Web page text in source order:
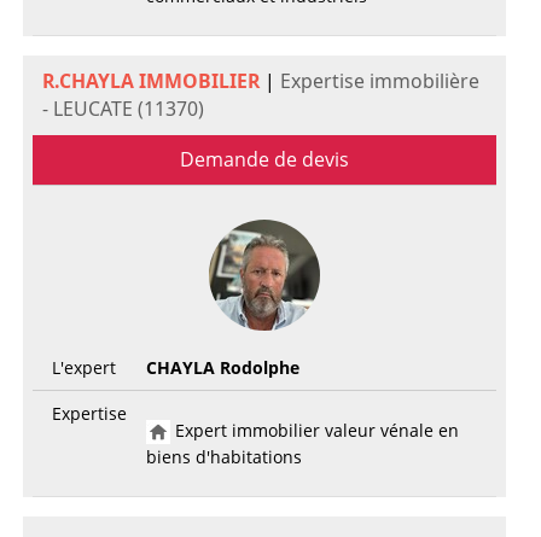
R.CHAYLA IMMOBILIER | Expertise immobilière
- LEUCATE (11370)
Demande de devis
L'expert
CHAYLA Rodolphe
Expertise
Expert immobilier valeur vénale en
biens d'habitations